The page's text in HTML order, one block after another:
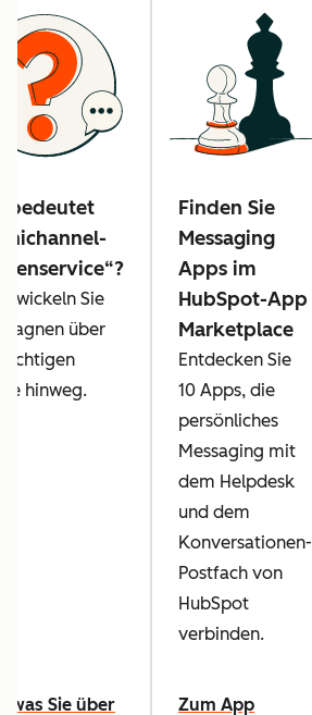
bedeutet
Sie
über
hinweg.
was Sie über
Finden Sie
Messaging
Apps im
HubSpot-App
Marketplace
Entdecken Sie
10 Apps, die
persönliches
Messaging mit
dem Helpdesk
und dem
Konversationen-
Postfach von
HubSpot
verbinden.
Zum App